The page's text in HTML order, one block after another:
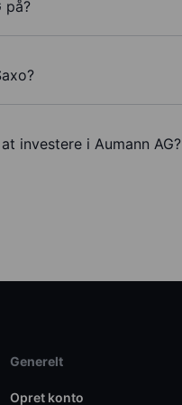
på?
investere i Aumann AG?
Generelt
Opret konto